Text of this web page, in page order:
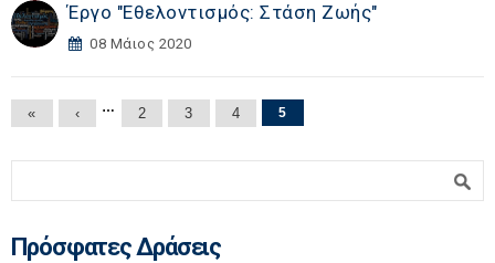
Έργο "Εθελοντισμός: Στάση Ζωής"
08 Μάιος 2020
Σελίδες
« ‹ … 2 3 4 5
Πρόσφατες Δράσεις